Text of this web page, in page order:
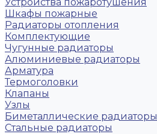
Шкафы пожарные
Радиаторы отопления
Комплектующие
Чугунные радиаторы
Алюминиевые радиаторы
Арматура
Термоголовки
Клапаны
Узлы
Биметаллические радиаторы
Стальные радиаторы